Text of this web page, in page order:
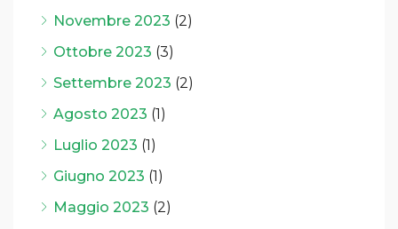
Novembre 2023 (2)
Ottobre 2023 (3)
Settembre 2023 (2)
Agosto 2023 (1)
Luglio 2023 (1)
Giugno 2023 (1)
Maggio 2023 (2)